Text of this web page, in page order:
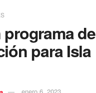
programa de
para Isla